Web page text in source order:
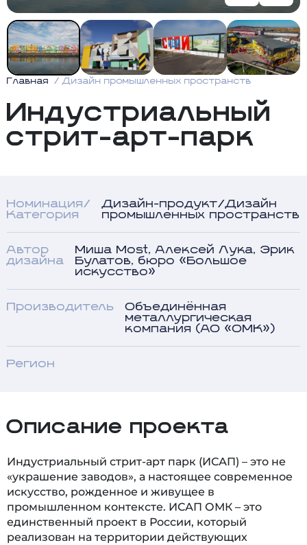
Главная Дизайн промышленных пространств
Индустриальный
стрит-арт-парк
Номинация/
Категория
Дизайн-продукт/Дизайн
промышленных пространств
Автор
дизайна
Миша Most, Алексей Лука, Эрик
Булатов, бюро «Большое
искусство»
Производитель
Объединённая
металлургическая
компания (АО «ОМК»)
Регион
Описание проекта
Индустриальный стрит-арт парк (ИСАП) – это не
«украшение заводов», а настоящее современное
искусство, рожденное и живущее в
промышленном контексте. ИСАП ОМК – это
единственный проект в России, который
реализован на территории действующих